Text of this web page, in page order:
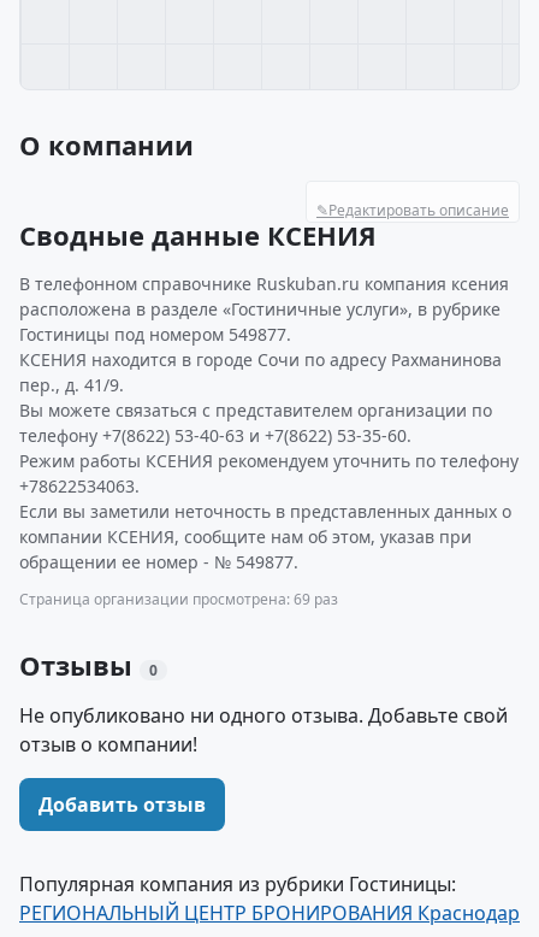
О компании
✎Редактировать описание
Сводные данные КСЕНИЯ
В телефонном справочнике Ruskuban.ru компания ксения
расположена в разделе «Гостиничные услуги», в рубрике
Гостиницы под номером 549877.
КСЕНИЯ находится в городе Сочи по адресу Рахманинова
пер., д. 41/9.
Вы можете связаться с представителем организации по
телефону +7(8622) 53-40-63 и +7(8622) 53-35-60.
Режим работы КСЕНИЯ рекомендуем уточнить по телефону
+78622534063.
Если вы заметили неточность в представленных данных о
компании КСЕНИЯ, сообщите нам об этом, указав при
обращении ее номер - № 549877.
Страница организации просмотрена: 69 раз
Отзывы 0
Не опубликовано ни одного отзыва. Добавьте свой
отзыв о компании!
Добавить отзыв
Популярная компания из рубрики Гостиницы:
РЕГИОНАЛЬНЫЙ ЦЕНТР БРОНИРОВАНИЯ Краснодар